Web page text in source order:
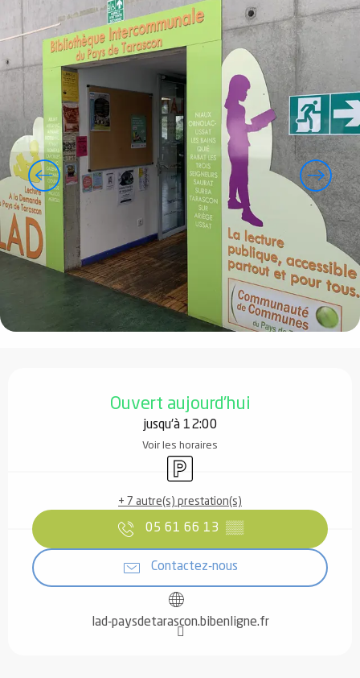
Ouvert aujourd'hui
jusqu'à 12:00
Voir les horaires
Parking
+ 7 autre(s) prestation(s)
05 61 66 13 ▒▒
Contactez-nous
lad-paysdetarascon.bibenligne.fr